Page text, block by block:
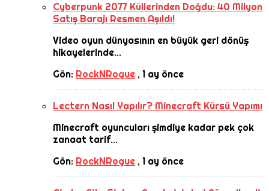
Cyberpunk 2077 Küllerinden Doğdu: 40 Milyon
Satış Barajı Resmen Aşıldı!
Video oyun dünyasının en büyük geri dönüş
hikayelerinde...
Gön: RockNRogue , 1 ay önce
Lectern Nasıl Yapılır? Minecraft Kürsü Yapımı
Minecraft oyuncuları şimdiye kadar pek çok
zanaat tarif...
Gön: RockNRogue , 1 ay önce